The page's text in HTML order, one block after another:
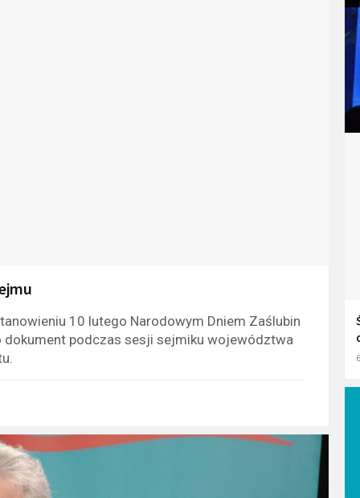
10 lutego Narodowym Dniem Zaślubin
dokument podczas sesji sejmiku województwa